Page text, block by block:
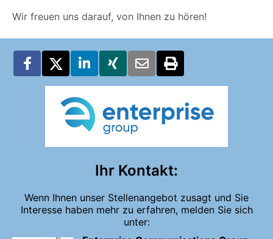
Wir freuen uns darauf, von Ihnen zu hören!
Ihr Kontakt:
Wenn Ihnen unser Stellenangebot zusagt und Sie
Interesse haben mehr zu erfahren, melden Sie sich
unter: